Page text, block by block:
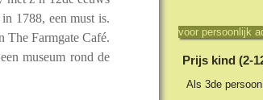
1788, een must is.
The Farmgate Café.
museum rond de
voor persoonlijk
Prijs kind (2-
Als 3de